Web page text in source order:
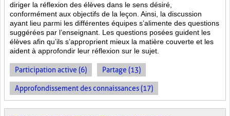
diriger la réflexion des élèves dans le sens désiré,
conformément aux objectifs de la leçon. Ainsi, la discussion
ayant lieu parmi les différentes équipes s’alimente des questions
suggérées par l’enseignant. Les questions posées guident les
élèves afin qu’ils s’approprient mieux la matière couverte et les
aident à approfondir leur réflexion sur le sujet.
Participation active (6) Partage (13)
Approfondissement des connaissances (17)